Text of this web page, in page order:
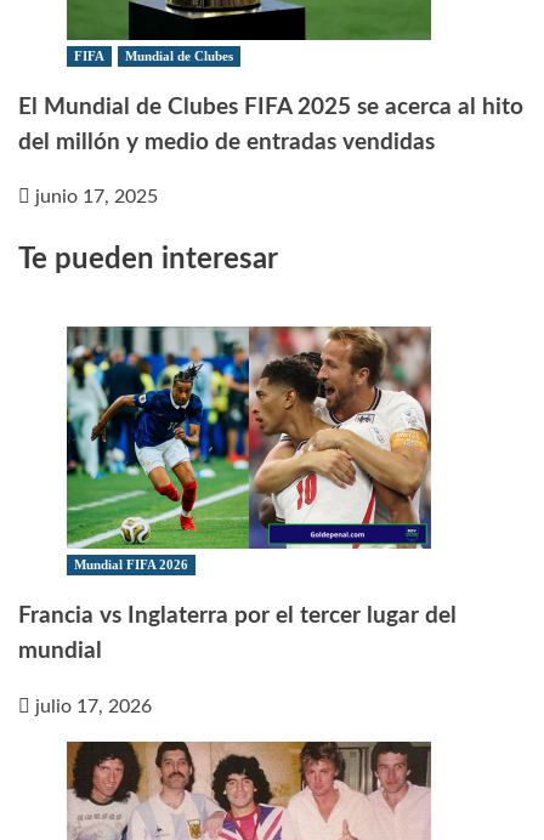
FIFA Mundial de Clubes
El Mundial de Clubes FIFA 2025 se acerca al hito
del millón y medio de entradas vendidas
junio 17, 2025
Te pueden interesar
Mundial FIFA 2026
Francia vs Inglaterra por el tercer lugar del
mundial
julio 17, 2026